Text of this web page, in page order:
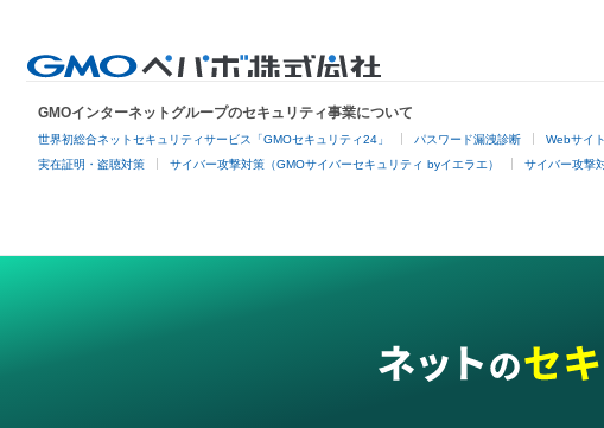
GMOインターネットグループのセキュリティ事業について
世界初総合ネットセキュリティサービス「GMOセキュリティ24」 パスワード漏洩診断 Webサイ
実在証明・盗聴対策 サイバー攻撃対策（GMOサイバーセキュリティ byイエラエ） サイバー攻撃